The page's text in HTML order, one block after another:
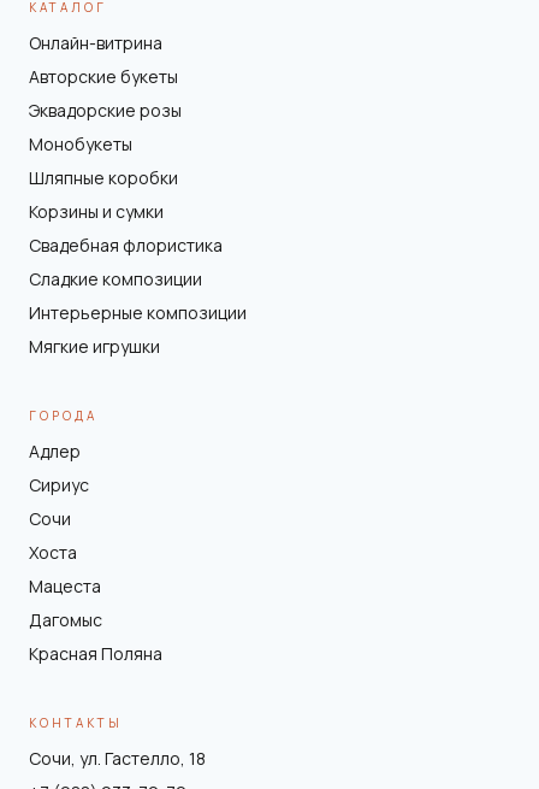
КАТАЛОГ
Онлайн-витрина
Авторские букеты
Эквадорские розы
Монобукеты
Шляпные коробки
Корзины и сумки
Свадебная флористика
Сладкие композиции
Интерьерные композиции
Мягкие игрушки
ГОРОДА
Адлер
Сириус
Сочи
Хоста
Мацеста
Дагомыс
Красная Поляна
КОНТАКТЫ
Сочи, ул. Гастелло, 18